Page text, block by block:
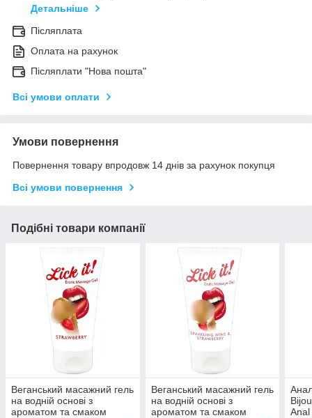
Детальніше
Післяплата
Оплата на рахунок
Післяплати "Нова пошта"
Всі умови оплати
Умови повернення
Повернення товару впродовж 14 днів за рахунок покупця
Всі умови повернення
Подібні товари компанії
Веганський масажний гель
на водній основі з
ароматом та смаком
Веганський масажний гель
на водній основі з
ароматом та смаком